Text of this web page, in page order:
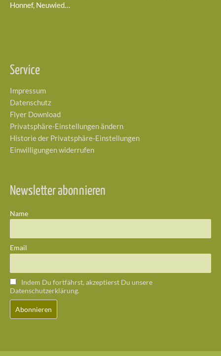
Honnef, Neuwied…
Service
Impressum
Datenschutz
Flyer Download
Privatsphäre-Einstellungen ändern
Historie der Privatsphäre-Einstellungen
Einwilligungen widerrufen
Newsletter abonnieren
Name
Email
Indem Du fortfährst, akzeptierst Du unsere
Datenschutzerklärung.